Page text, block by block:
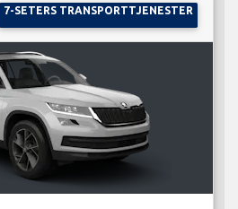
7-SETERS TRANSPORTTJENESTER